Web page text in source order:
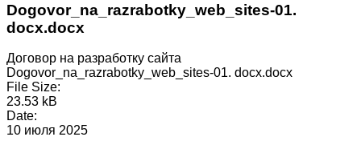
Dogovor_na_razrabotky_web_sites-01.
docx.docx
Договор на разработку сайта
Dogovor_na_razrabotky_web_sites-01. docx.docx
File Size:
23.53 kB
Date:
10 июля 2025